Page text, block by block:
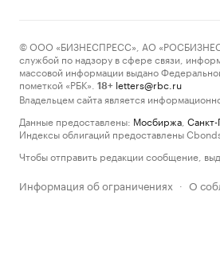
© ООО «БИЗНЕСПРЕСС», АО
службой по надзору в сфере связи,
массовой информации выдано
пометкой «РБК».
18+ letters@rbc.ru
Владельцем сайта является
Данные предоставлены: Мосбиржа
Индексы облигаций предоставлены
Чтобы отправить редакции сообщение,
Информация об ограничениях · О